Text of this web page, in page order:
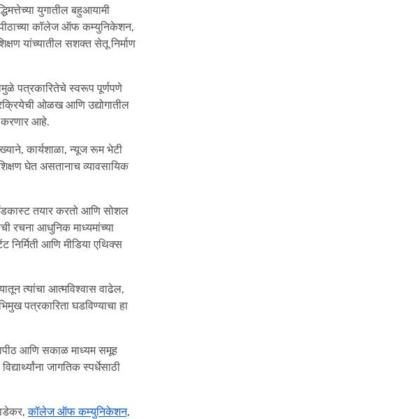
युगातील बहुआयामी
कॉलेज ऑफ कम्युनिकेशन,
यांच्यातील सशक्त सेतू निर्माण
पत्रकारितेचे स्वरूप पूर्णपणे
ओळख आणि उद्योगातील
करणार आहे.
कार्यशाळा, न्यूज रूम भेटी
घेत असतानाच व्यावसायिक
तयार करतो आणि सोशल
रचना आधुनिक माध्यमांच्या
आणि मीडिया एथिक्स
त्यांचा आत्मविश्वास वाढेल,
पत्रकारिता घडविण्याचा हा
आणि सकाळ माध्यम समूह
जागतिक स्पर्धेसाठी
कॉलेज ऑफ कम्युनिकेशन,